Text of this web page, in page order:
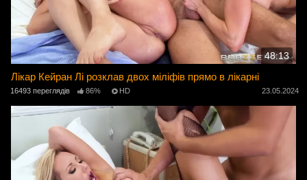
48:13
Лікар Кейран Лі розклав двох міліфів прямо в лікарні
16493 переглядів 86% HD 23.05.2024